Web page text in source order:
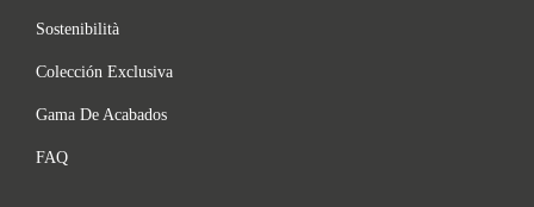
Sostenibilità
Colección Exclusiva
Gama De Acabados
FAQ